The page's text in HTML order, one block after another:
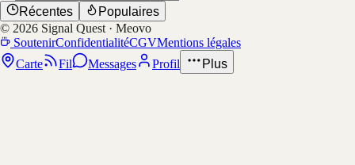
Récentes
Populaires
© 2026 Signal Quest · Meovo
SoutenirConfidentialitéCGVMentions légales
Carte
Fil Messages Profil Plus